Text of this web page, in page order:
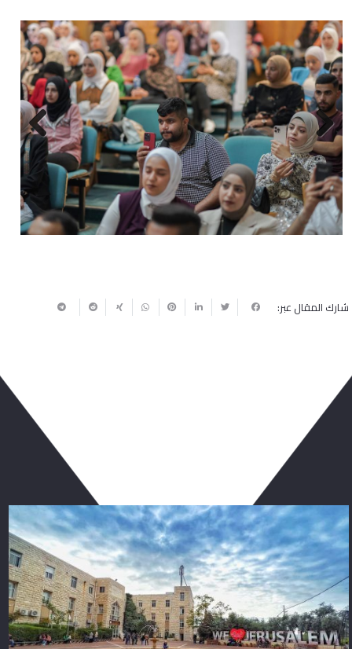
Previous
Next
شارك المقال عبر: